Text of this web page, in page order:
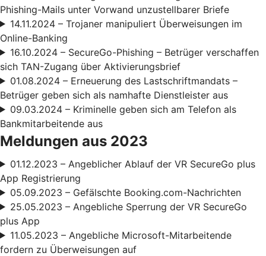
Phishing-Mails unter Vorwand unzustellbarer Briefe
14.11.2024 – Trojaner manipuliert Überweisungen im
Online-Banking
16.10.2024 – SecureGo-Phishing – Betrüger verschaffen
sich TAN-Zugang über Aktivierungsbrief
01.08.2024 – Erneuerung des Lastschriftmandats –
Betrüger geben sich als namhafte Dienstleister aus
09.03.2024 – Kriminelle geben sich am Telefon als
Bankmitarbeitende aus
Meldungen aus 2023
01.12.2023 – Angeblicher Ablauf der VR SecureGo plus
App Registrierung
05.09.2023 – Gefälschte Booking.com-Nachrichten
25.05.2023 – Angebliche Sperrung der VR SecureGo
plus App
11.05.2023 – Angebliche Microsoft-Mitarbeitende
fordern zu Überweisungen auf